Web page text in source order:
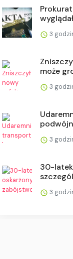
3
może
3
3
30-
3